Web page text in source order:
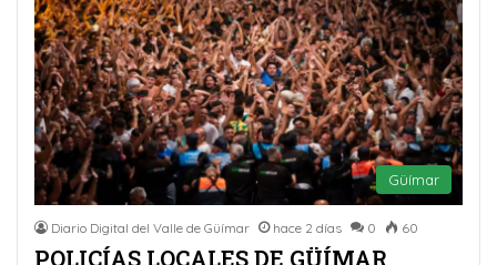
Güímar
Diario Digital del Valle de Güímar hace 2 días 0 60
POLICÍAS LOCALES DE GÜÍMAR,